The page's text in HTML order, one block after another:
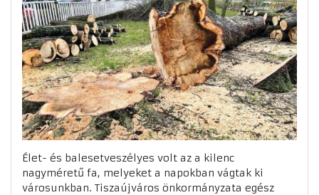
Élet- és balesetveszélyes volt az a kilenc
nagyméretű fa, melyeket a napokban vágtak ki
városunkban. Tiszaújváros önkormányzata egész